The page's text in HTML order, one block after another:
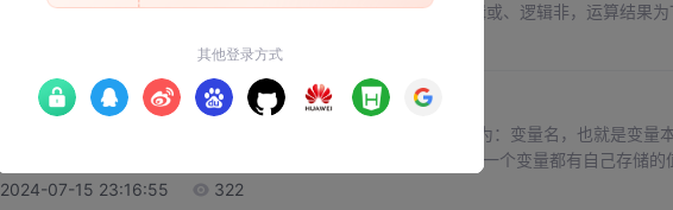
组、字符串。逻辑运算符有and、or、not，分别表示逻辑与、逻辑或、逻辑非，运算结果
元素是否在一个序列中，序列可以是字符串、列表、元组、集合和字典。身份运算符用于判
对象，若是同一个对象，则两者具有相同的内存地址。-9//2的结果是-5。
Python基础--变量
变量名称=变量的值变量名称：每一个变量都有自己的名称，称之为：变量名，也就是变量
符）：赋值，表示将等号右侧的值，赋予左边的变量。变量值：每一个变量都有自己存储的
变量值。
2024-07-15 23:16:55 322